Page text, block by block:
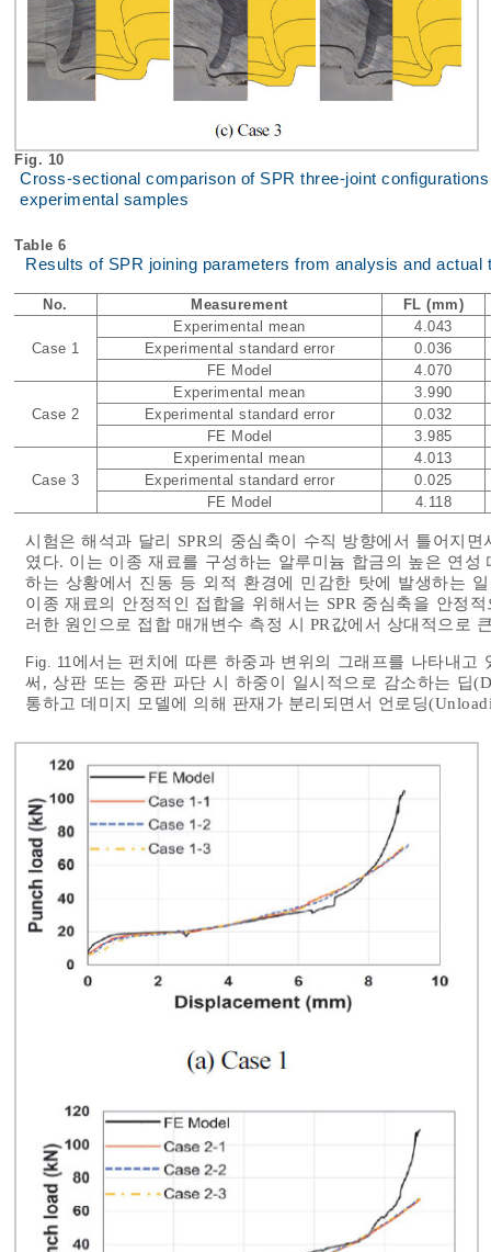
Fig. 10
Cross-sectional comparison of SPR three-joint
experimental samples
Table 6
Results of SPR joining parameters from analysis and
No. Measurement FL (mm)
Case 1
Experimental mean
4.043
Experimental standard error
0.036
FE Model
4.070
Case 2
Experimental mean
3.990
Experimental standard error
0.032
FE Model
3.985
Case 3
Experimental mean
4.013
Experimental standard error
0.025
FE Model
4.118
시험은 해석과 달리 SPR의 중심축이 수직 방향에서 틀어지
였다. 이는 이종 재료를 구성하는 알루미늄 합금의 높은 연
하는 상황에서 진동 등 외적 환경에 민감한 탓에 발생하는
이종 재료의 안정적인 접합을 위해서는 SPR 중심축을 안정
러한 원인으로 접합 매개변수 측정 시 PR값에서 상대적으로
Fig. 11 에서는 펀치에 따른 하중과 변위의 그래프를 나타내
써, 상판 또는 중판 파단 시 하중이 일시적으로 감소하는 딥
통하고 데미지 모델에 의해 판재가 분리되면서 언로딩